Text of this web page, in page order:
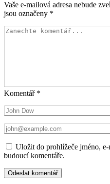
Vaše e-mailová adresa nebude
jsou označeny *
Komentář *
Uložit do prohlížeče jméno,
budoucí komentáře.